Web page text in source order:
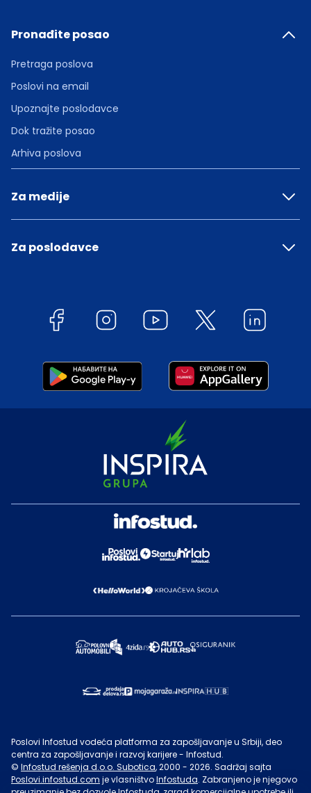
Pronađite posao
Pretraga poslova
Poslovi na email
Upoznajte poslodavce
Dok tražite posao
Arhiva poslova
Za medije
Za poslodavce
Poslovi Infostud vodeća platforma za zapošljavanje u Srbiji, deo
centra za zapošljavanje i razvoj karijere - Infostud.
© Infostud rešenja d.o.o. Subotica, 2000 - 2026. Sadržaj sajta
Poslovi.infostud.com je vlasništvoInfostuda. Zabranjeno je njegovo